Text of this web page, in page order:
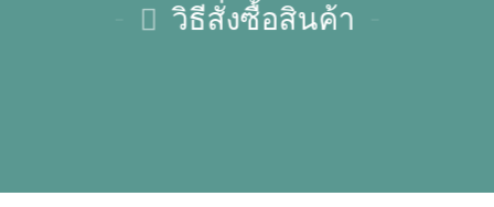
วิธีสั่งซื้อสินค้า